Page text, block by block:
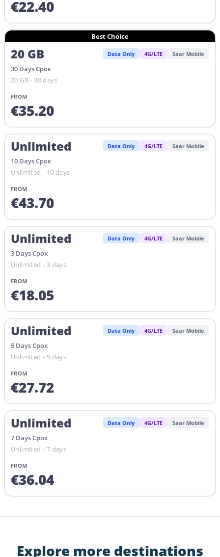
€22.40
Best Choice
20 GB Data Only 4G/LTE Saar Mobile
30 DaysСрок
20 GB - 30 days
FROM
€35.20
Unlimited Data Only 4G/LTE Saar Mobile
10 DaysСрок
Unlimited - 10 days
FROM
€43.70
Unlimited Data Only 4G/LTE Saar Mobile
3 DaysСрок
Unlimited - 3 days
FROM
€18.05
Unlimited Data Only 4G/LTE Saar Mobile
5 DaysСрок
Unlimited - 5 days
FROM
€27.72
Unlimited Data Only 4G/LTE Saar Mobile
7 DaysСрок
Unlimited - 7 days
FROM
€36.04
Explore more destinations